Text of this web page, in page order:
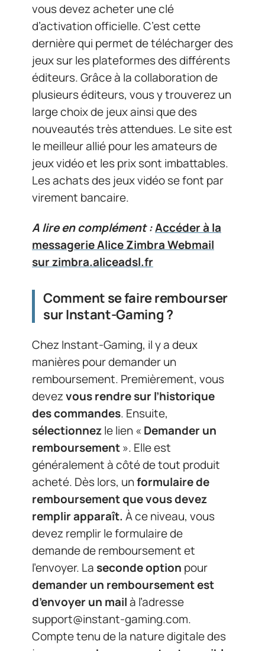
vous devez acheter une clé
d’activation officielle. C’est cette
dernière qui permet de télécharger des
jeux sur les plateformes des différents
éditeurs. Grâce à la collaboration de
plusieurs éditeurs, vous y trouverez un
large choix de jeux ainsi que des
nouveautés très attendues. Le site est
le meilleur allié pour les amateurs de
jeux vidéo et les prix sont imbattables.
Les achats des jeux vidéo se font par
virement bancaire.
A lire en complément :Accéder à la
messagerie Alice Zimbra Webmail
sur zimbra.aliceadsl.fr
Comment se faire rembourser
sur Instant-Gaming ?
Chez Instant-Gaming, il y a deux
manières pour demander un
remboursement. Premièrement, vous
devezvous rendre sur l’historique
des commandes. Ensuite,
sélectionnezle lien « Demander un
remboursement». Elle est
généralement à côté de tout produit
acheté. Dès lors, unformulaire de
remboursement que vous devez
remplir apparaît. À ce niveau, vous
devez remplir le formulaire de
demande de remboursement et
l’envoyer. La seconde option pour
demander un remboursement est
d’envoyer un mailà l’adresse
support@instant-gaming.com.
Compte tenu de la nature digitale des